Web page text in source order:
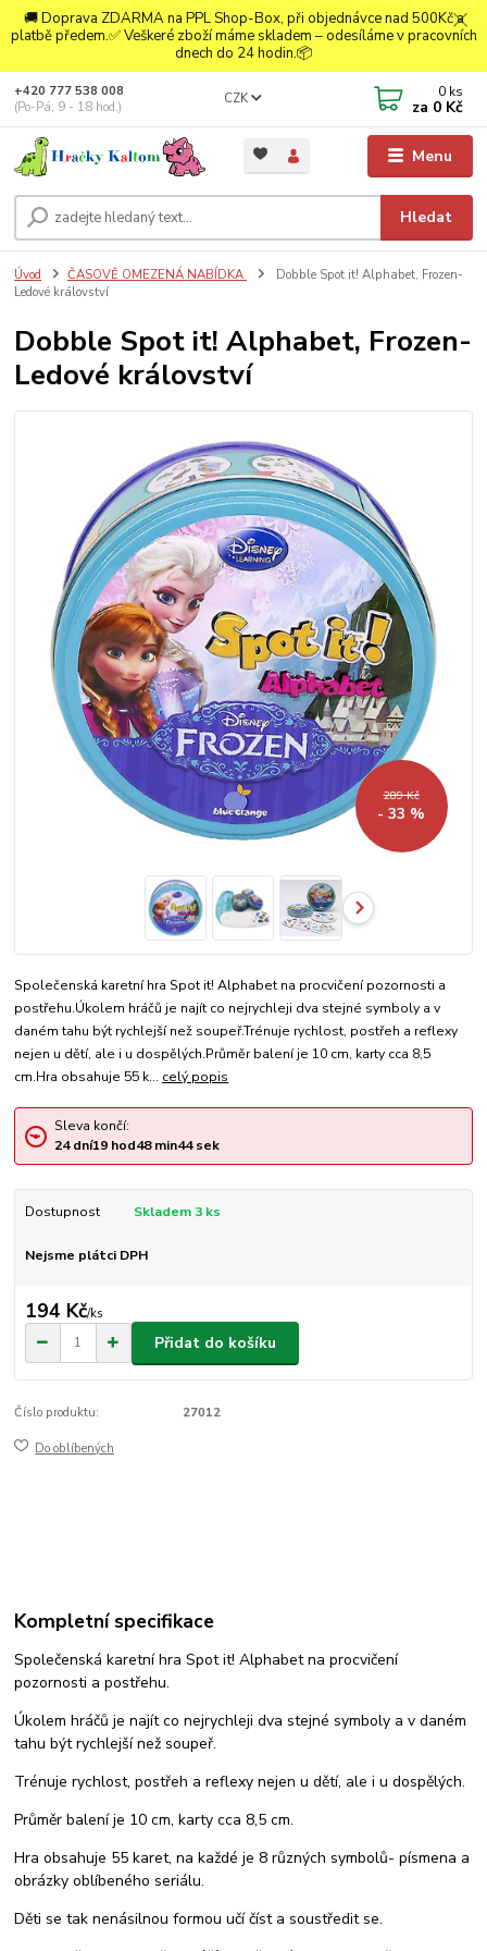
🚚 Doprava ZDARMA na PPL Shop-Box, při objednávce nad 500Kč a
platbě předem.✅ Veškeré zboží máme skladem – odesíláme v pracovních
dnech do 24 hodin.📦
Menu
CZK
Hledat
+420 777 538 008
(Po-Pá, 9 - 18 hod.)
0 ks
za 0 Kč
Úvod ČASOVĚ OMEZENÁ NABÍDKA
Dobble Spot it! Alphabet, Frozen-
Ledové království
Dobble Spot it! Alphabet, Frozen-
Ledové království
289 Kč
- 33 %
Společenská karetní hra Spot it! Alphabet na procvičení pozornosti a
postřehu.Úkolem hráčů je najít co nejrychleji dva stejné symboly a v
daném tahu být rychlejší než soupeř.Trénuje rychlost, postřeh a reflexy
nejen u dětí, ale i u dospělých.Průměr balení je 10 cm, karty cca 8,5
cm.Hra obsahuje 55 k... celý popis
Sleva končí:
24 dní19hod48min44sek
Dostupnost Skladem 3 ks
Nejsme plátci DPH
194 Kč/ks
Přidat do košíku
Číslo produktu: 27012
Do oblíbených
Kompletní specifikace
Společenská karetní hra Spot it! Alphabet na procvičení
pozornosti a postřehu.
Úkolem hráčů je najít co nejrychleji dva stejné symboly a v daném
tahu být rychlejší než soupeř.
Trénuje rychlost, postřeh a reflexy nejen u dětí, ale i u dospělých.
Průměr balení je 10 cm, karty cca 8,5 cm.
Hra obsahuje 55 karet, na každé je 8 různých symbolů- písmena a
obrázky oblíbeného seriálu.
Děti se tak nenásilnou formou učí číst a soustředit se.